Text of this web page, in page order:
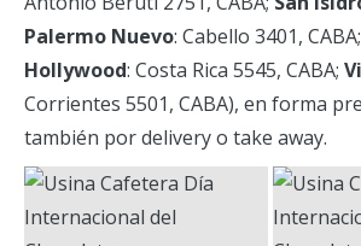
Palermo Nuevo: Cabello 3401, CABA;
Hollywood: Costa Rica 5545, CABA;
Corrientes 5501, CABA), en forma
también por delivery o take away.